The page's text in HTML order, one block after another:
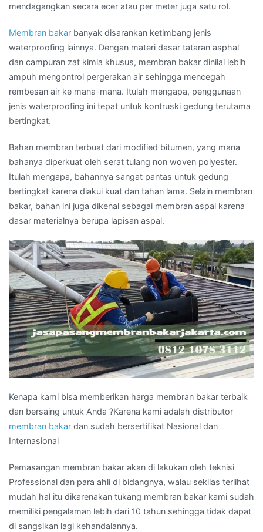
mendagangkan secara ecer atau per meter juga satu rol.
Membran bakar banyak disarankan ketimbang jenis
waterproofing lainnya. Dengan materi dasar tataran asphal
dan campuran zat kimia khusus, membran bakar dinilai lebih
ampuh mengontrol pergerakan air sehingga mencegah
rembesan air ke mana-mana. Itulah mengapa, penggunaan
jenis waterproofing ini tepat untuk kontruski gedung terutama
bertingkat.
Bahan membran terbuat dari modified bitumen, yang mana
bahanya diperkuat oleh serat tulang non woven polyester.
Itulah mengapa, bahannya sangat pantas untuk gedung
bertingkat karena diakui kuat dan tahan lama. Selain membran
bakar, bahan ini juga dikenal sebagai membran aspal karena
dasar materialnya berupa lapisan aspal.
Kenapa kami bisa memberikan harga membran bakar terbaik
dan bersaing untuk Anda ?Karena kami adalah distributor
membran bakar dan sudah bersertifikat Nasional dan
Internasional
Pemasangan membran bakar akan di lakukan oleh teknisi
Professional dan para ahli di bidangnya, walau sekilas terlihat
mudah hal itu dikarenakan tukang membran bakar kami sudah
memiliki pengalaman lebih dari 10 tahun sehingga tidak dapat
di sangsikan lagi kehandalannya.